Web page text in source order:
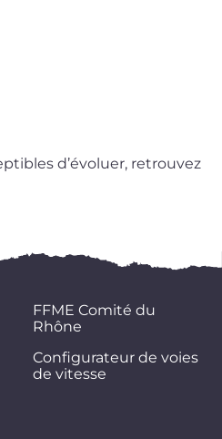
d’é­vo­luer, retrou­vez
FFME Comité du
Rhône
Configurateur de voies
de vitesse